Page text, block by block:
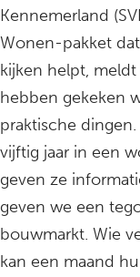
Kennemerland
Wonen-pakket
kijken helpt,
hebben gekeken
praktische
vijftig jaar in een
geven ze
geven we een
bouwmarkt. Wie
kan een maand